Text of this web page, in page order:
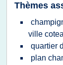
Thèmes
ville
quartier
plan